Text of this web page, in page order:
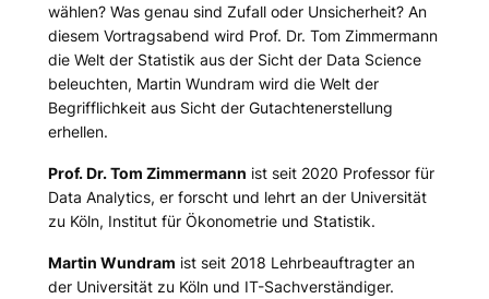
wählen? Was genau sind Zufall oder Unsicherheit? An
diesem Vortragsabend wird Prof. Dr. Tom Zimmermann
die Welt der Statistik aus der Sicht der Data Science
beleuchten, Martin Wundram wird die Welt der
Begrifflichkeit aus Sicht der Gutachtenerstellung
erhellen.
Prof. Dr. Tom Zimmermann ist seit 2020 Professor für
Data Analytics, er forscht und lehrt an der Universität
zu Köln, Institut für Ökonometrie und Statistik.
Martin Wundram ist seit 2018 Lehrbeauftragter an
der Universität zu Köln und IT-Sachverständiger.